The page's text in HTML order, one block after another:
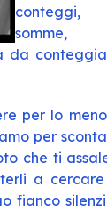
conteggi,
somme,
da
per lo
per
che ti
a
fianco